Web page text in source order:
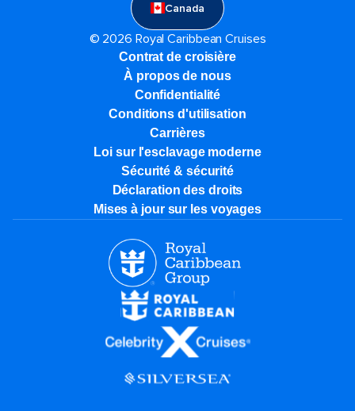
Canada
© 2026 Royal Caribbean Cruises
Contrat de croisière
À propos de nous
Confidentialité
Conditions d'utilisation
Carrières
Loi sur l'esclavage moderne
Sécurité & sécurité
Déclaration des droits
Mises à jour sur les voyages